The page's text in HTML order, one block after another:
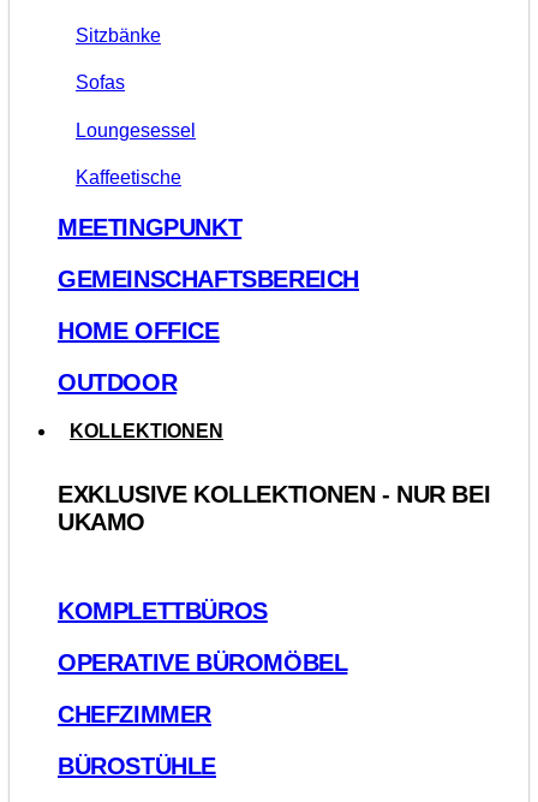
Sitzbänke
Sofas
Loungesessel
Kaffeetische
MEETINGPUNKT
GEMEINSCHAFTSBEREICH
HOME OFFICE
OUTDOOR
KOLLEKTIONEN
EXKLUSIVE KOLLEKTIONEN - NUR BEI
UKAMO
KOMPLETTBÜROS
OPERATIVE BÜROMÖBEL
CHEFZIMMER
BÜROSTÜHLE